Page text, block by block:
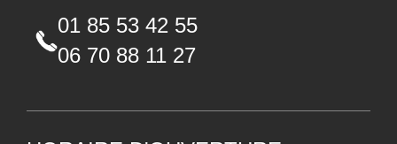
01 85 53 42 55
06 70 88 11 27